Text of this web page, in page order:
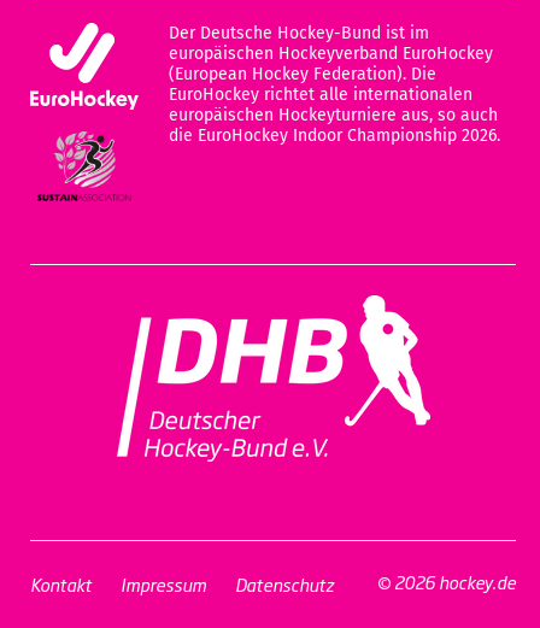
Der Deutsche Hockey-Bund ist im
europäischen Hockeyverband EuroHockey
(European Hockey Federation). Die
EuroHockey richtet alle internationalen
europäischen Hockeyturniere aus, so auch
die EuroHockey Indoor Championship 2026.
Kontakt Impressum Datenschutz © 2026 hockey.de